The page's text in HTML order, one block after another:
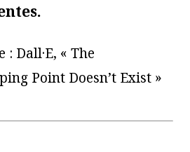
.
: Dall·E, « The
Point Doesn’t Exist »